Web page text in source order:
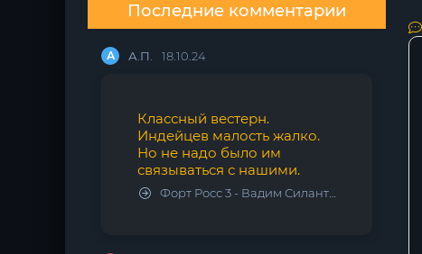
Последние комментарии
А А.П. 18.10.24
Классный вестерн.
Индейцев малость жалко.
Но не надо было им
связываться с нашими.
Форт Росс 3 - Вадим Силантьев